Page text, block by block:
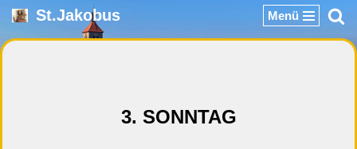
Zum
St.Jakobus Menü
3. SONNTAG